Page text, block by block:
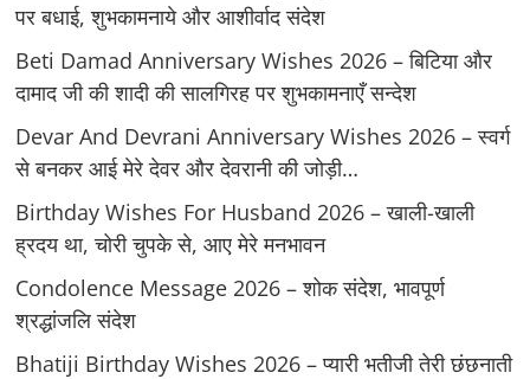
पर बधाई, शुभकामनाये और आशीर्वाद संदेश
Beti Damad Anniversary Wishes 2026 – बिटिया और
दामाद जी की शादी की सालगिरह पर शुभकामनाएँ सन्देश
Devar And Devrani Anniversary Wishes 2026 – स्वर्ग
से बनकर आई मेरे देवर और देवरानी की जोड़ी…
Birthday Wishes For Husband 2026 – खाली-खाली
ह्रदय था, चोरी चुपके से, आए मेरे मनभावन
Condolence Message 2026 – शोक संदेश, भावपूर्ण
श्रद्धांजलि संदेश
Bhatiji Birthday Wishes 2026 – प्यारी भतीजी तेरी छंछनाती